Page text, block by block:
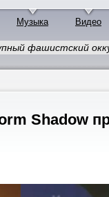
Музыка Видео
фашистский
Shadow